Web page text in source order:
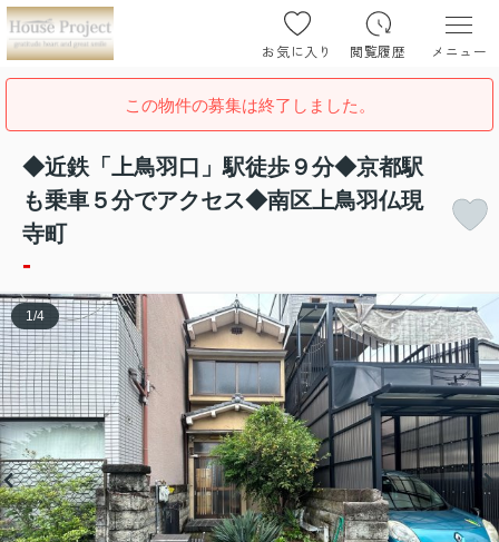
お気に入り 閲覧履歴 メニュー
この物件の募集は終了しました。
◆近鉄「上鳥羽口」駅徒歩９分◆京都駅
も乗車５分でアクセス◆南区上鳥羽仏現
寺町
-
1 /4